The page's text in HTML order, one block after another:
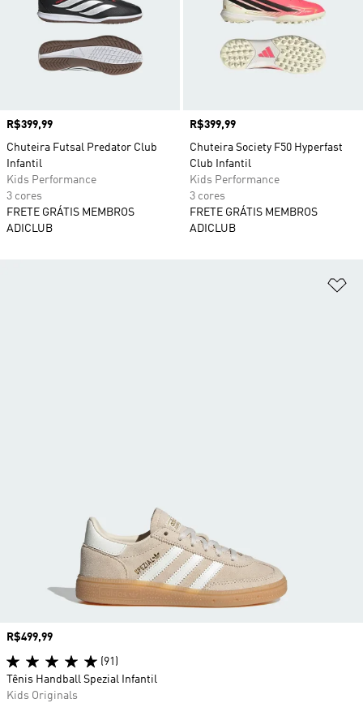
Preço
R$399,99
Chuteira Futsal Predator Club
Infantil
Kids Performance
3 cores
FRETE GRÁTIS MEMBROS
ADICLUB
Preço
R$399,99
Chuteira Society F50 Hyperfast
Club Infantil
Kids Performance
3 cores
FRETE GRÁTIS MEMBROS
ADICLUB
Preço
R$499,99
(91)
Tênis Handball Spezial Infantil
Kids Originals